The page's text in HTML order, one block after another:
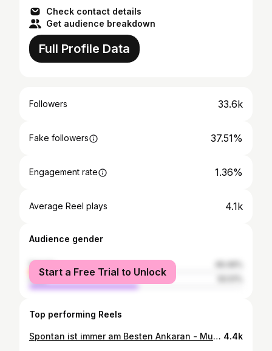
Check contact details
Get audience breakdown
Full Profile Data
Followers 33.6k
Fake followers 37.51%
Engagement rate 1.36%
Average Reel plays 4.1k
Audience gender
female
male
Start a Free Trial to Unlock
Top performing Reels
Spontan ist immer am Besten Ankaran - Muschelfriedhof Muggia - @ilbilaterale perfekt gegessen Trieste - das Leben genießen 🍹 4.4k